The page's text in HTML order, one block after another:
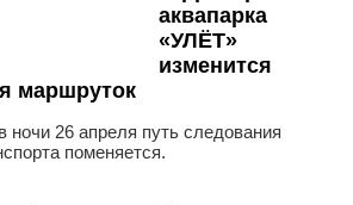
аквапарка
«УЛЁТ»
изменится
маршруток
ночи 26 апреля путь следования
поменяется.